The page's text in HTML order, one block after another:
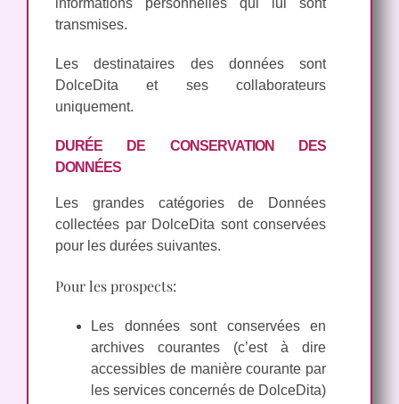
transmises.
Les destinataires des données sont
DolceDita et ses collaborateurs
uniquement.
DURÉE DE CONSERVATION DES
DONNÉES
Les grandes catégories de Données
collectées par DolceDita sont conservées
pour les durées suivantes.
Pour les prospects:
Les données sont conservées en
archives courantes (c’est à dire
accessibles de manière courante par
les services concernés de DolceDita)